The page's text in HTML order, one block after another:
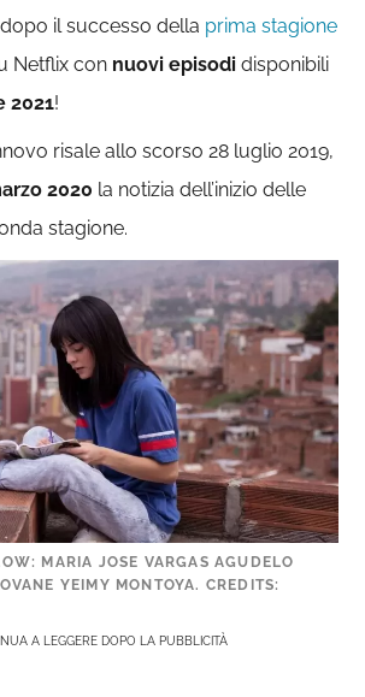
il successo della prima stagione
Netflix con nuovi episodidisponibili
2021!
risale allo scorso 28 luglio 2019,
2020 la notizia dell’inizio delle
stagione.
MARIA JOSE VARGAS AGUDELO
YEIMY MONTOYA. CREDITS:
A LEGGERE DOPO LA PUBBLICITÀ